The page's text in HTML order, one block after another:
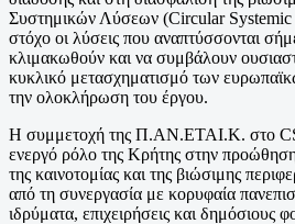
Συστημικών Λύσεων (Circular Systemic
στόχο οι λύσεις που αναπτύσσονται
κλιμακωθούν και να συμβάλουν
κυκλικό μετασχηματισμό των
την ολοκλήρωση του έργου.
Η συμμετοχή της Π.ΑΝ.ΕΤΑΙ.Κ. στο
ενεργό ρόλο της Κρήτης στην προώθηση
της καινοτομίας και της βιώσιμης
από τη συνεργασία με κορυφαία
ιδρύματα, επιχειρήσεις και δημόσιους